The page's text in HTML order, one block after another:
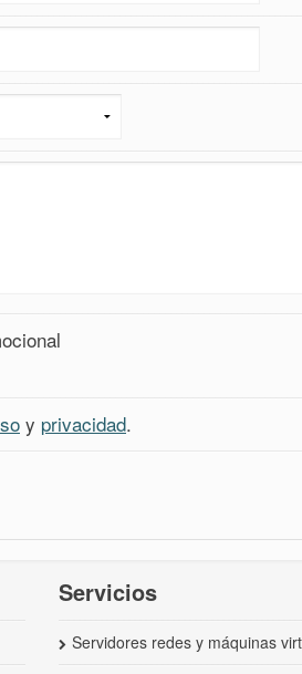
y privacidad.
Servicios
Servidores redes y máquinas